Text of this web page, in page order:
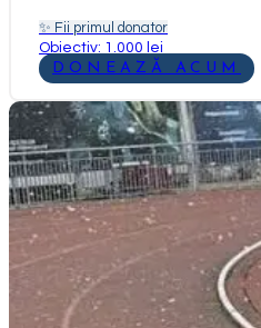
✨ Fii primul donator
Obiectiv: 1.000 lei
DONEAZĂ ACUM